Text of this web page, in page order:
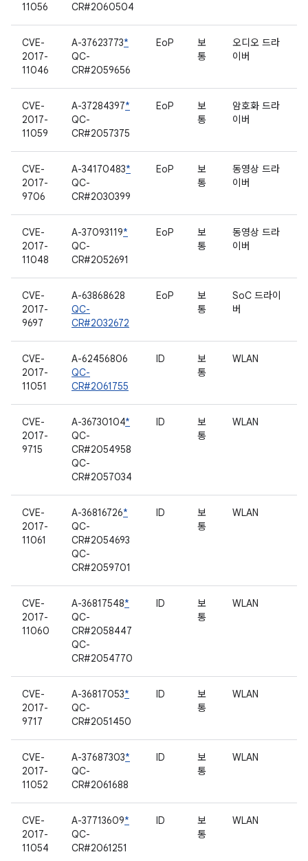
11056
CR#2060504
CVE-
2017-
11046
A-37623773*
QC-
CR#2059656
EoP
보
통
오디오 드라
이버
CVE-
2017-
11059
A-37284397*
QC-
CR#2057375
EoP
보
통
암호화 드라
이버
CVE-
2017-
9706
A-34170483*
QC-
CR#2030399
EoP
보
통
동영상 드라
이버
CVE-
2017-
11048
A-37093119*
QC-
CR#2052691
EoP
보
통
동영상 드라
이버
CVE-
2017-
9697
A-63868628
QC-
CR#2032672
EoP
보
통
SoC 드라이
버
CVE-
2017-
11051
A-62456806
QC-
CR#2061755
ID
보
통
WLAN
CVE-
2017-
9715
A-36730104*
QC-
CR#2054958
QC-
CR#2057034
ID
보
통
WLAN
CVE-
2017-
11061
A-36816726*
QC-
CR#2054693
QC-
CR#2059701
ID
보
통
WLAN
CVE-
2017-
11060
A-36817548*
QC-
CR#2058447
QC-
CR#2054770
ID
보
통
WLAN
CVE-
2017-
9717
A-36817053*
QC-
CR#2051450
ID
보
통
WLAN
CVE-
2017-
11052
A-37687303*
QC-
CR#2061688
ID
보
통
WLAN
CVE-
2017-
11054
A-37713609*
QC-
CR#2061251
ID
보
통
WLAN